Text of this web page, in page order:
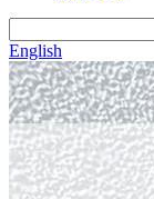
English